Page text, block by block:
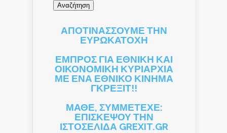
ΑΠΟΤΙΝΑΣΣΟΥΜΕ ΤΗΝ
ΕΥΡΩΚΑΤΟΧΗ
ΕΜΠΡΟΣ ΓΙΑ ΕΘΝΙΚΗ ΚΑΙ
ΟΙΚΟΝΟΜΙΚΗ ΚΥΡΙΑΡΧΙΑ
ΜΕ ΕΝΑ ΕΘΝΙΚΟ ΚΙΝΗΜΑ
ΓΚΡΕΞΙΤ!!
ΜΑΘΕ, ΣΥΜΜΕΤΕΧΕ:
ΕΠΙΣΚΕΨΟΥ ΤΗΝ
ΙΣΤΟΣΕΛΙΔΑ GREXIT.GR